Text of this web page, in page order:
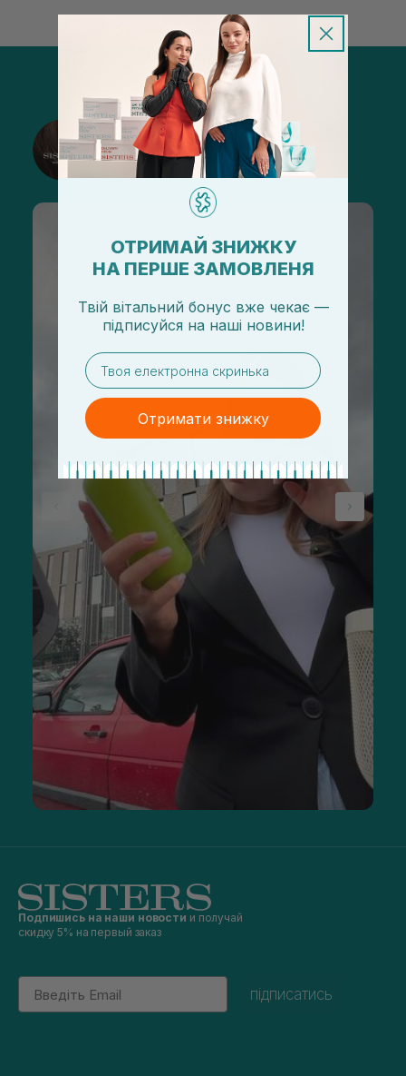
@sisters_stelmakh в Instagram
Подписаться
Подпишись на наши новости и получай
скидку 5% на первый заказ
Email
підписатись
ОТРИМАЙ ЗНИЖКУ
НА ПЕРШЕ ЗАМОВЛЕНЯ
Твій вітальний бонус вже чекає —
підписуйся на наші новини!
email
Отримати знижку